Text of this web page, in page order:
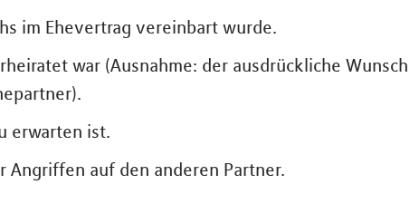
im Ehevertrag vereinbart wurde.
war (Ausnahme: der ausdrückliche Wunsch
erwarten ist.
Angriffen auf den anderen Partner.